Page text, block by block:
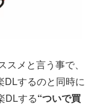
スメと言う事で、
DLするのと同時に
DLする“ついで買